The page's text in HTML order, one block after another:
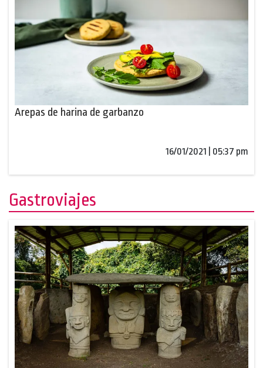
Arepas de harina de garbanzo
16/01/2021 | 05:37 pm
Gastroviajes